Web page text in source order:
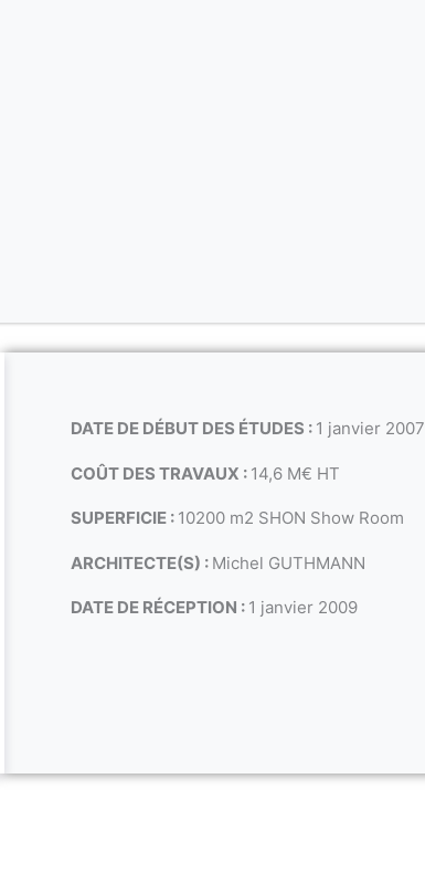
DATE DE DÉBUT DES ÉTUDES : 1 janvier 2007
COÛT DES TRAVAUX : 14,6 M€ HT
SUPERFICIE : 10200 m2 SHON Show Room
ARCHITECTE(S) : Michel GUTHMANN
DATE DE RÉCEPTION : 1 janvier 2009